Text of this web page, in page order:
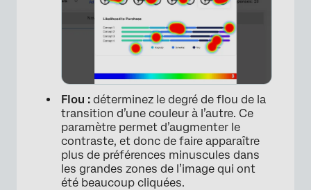
Flou : déterminez le degré de flou de la
transition d’une couleur à l’autre. Ce
paramètre permet d’augmenter le
contraste, et donc de faire apparaître
plus de préférences minuscules dans
les grandes zones de l’image qui ont
été beaucoup cliquées.